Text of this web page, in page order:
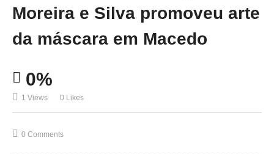
Moreira e Silva promoveu arte
da máscara em Macedo
0%
1 Views 0 Likes
0 Comments